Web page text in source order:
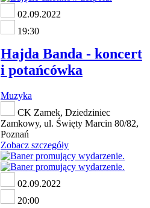
02.09.2022
19:30
Hajda Banda - koncert
i potańcówka
Muzyka
CK Zamek, Dziedziniec
Zamkowy, ul. Święty Marcin 80/82,
Poznań
Zobacz szczegóły
02.09.2022
20:00